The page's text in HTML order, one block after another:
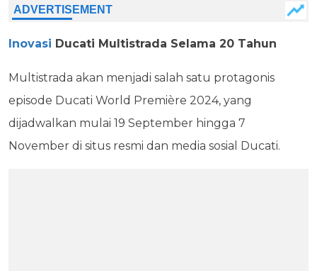
Inovasi Ducati Multistrada Selama 20 Tahun
Multistrada akan menjadi salah satu protagonis
episode Ducati World Première 2024, yang
dijadwalkan mulai 19 September hingga 7
November di situs resmi dan media sosial Ducati.